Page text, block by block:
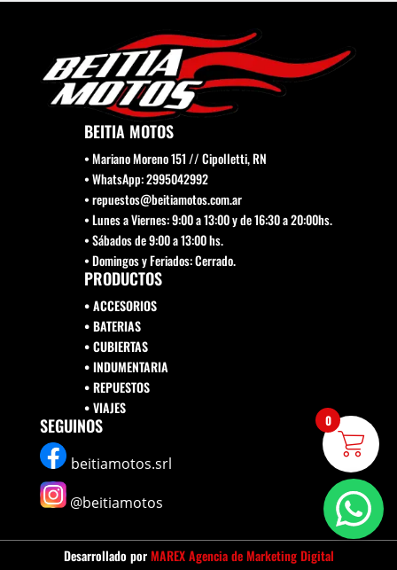
BEITIA MOTOS
• Mariano Moreno 151 // Cipolletti, RN
• WhatsApp: 2995042992
• repuestos@beitiamotos.com.ar
• Lunes a Viernes: 9:00 a 13:00 y de 16:30 a 20:00hs.
• Sábados de 9:00 a 13:00 hs.
• Domingos y Feriados: Cerrado.
PRODUCTOS
• ACCESORIOS
• BATERIAS
• CUBIERTAS
• INDUMENTARIA
• REPUESTOS
•VIAJES
SEGUINOS
beitiamotos.srl
@beitiamotos
Desarrollado porMAREX Agencia de Marketing Digital
0